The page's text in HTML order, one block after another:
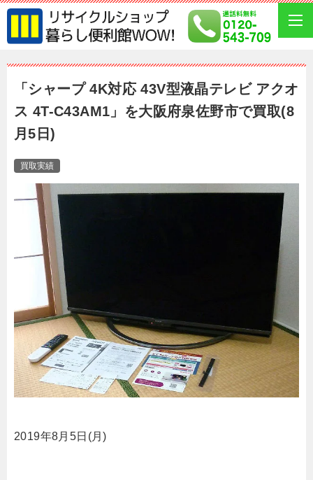
「シャープ 4K対応 43V型液晶テレビ アクオ
ス 4T-C43AM1」を大阪府泉佐野市で買取(8
月5日)
買取実績
2019年8月5日(月)